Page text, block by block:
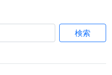
検索